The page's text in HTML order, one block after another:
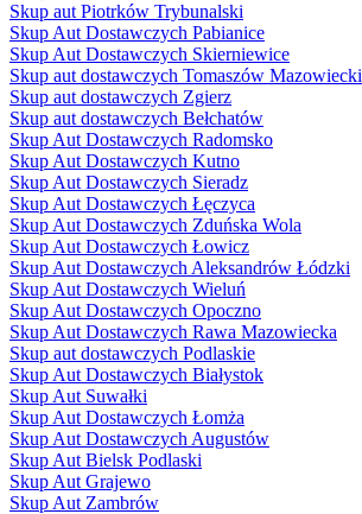
Skup aut Piotrków Trybunalski
Skup Aut Dostawczych Pabianice
Skup Aut Dostawczych Skierniewice
Skup aut dostawczych Tomaszów Mazowiecki
Skup aut dostawczych Zgierz
Skup aut dostawczych Bełchatów
Skup Aut Dostawczych Radomsko
Skup Aut Dostawczych Kutno
Skup Aut Dostawczych Sieradz
Skup Aut Dostawczych Łęczyca
Skup Aut Dostawczych Zduńska Wola
Skup Aut Dostawczych Łowicz
Skup Aut Dostawczych Aleksandrów Łódzki
Skup Aut Dostawczych Wieluń
Skup Aut Dostawczych Opoczno
Skup Aut Dostawczych Rawa Mazowiecka
Skup aut dostawczych Podlaskie
Skup Aut Dostawczych Białystok
Skup Aut Suwałki
Skup Aut Dostawczych Łomża
Skup Aut Dostawczych Augustów
Skup Aut Bielsk Podlaski
Skup Aut Grajewo
Skup Aut Zambrów